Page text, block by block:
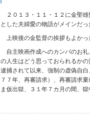
２０１３・１１・１２に金聖雄
とした夫婦愛の物語がメインだっ
上映後の金監督の挨拶もよかっ
自主映画作成へのカンパのお礼
の人生はどう思っておられるか
逮捕されて以来、強制の虚偽自
７７年、再審請求）、再審請求
ま仮出獄、３１年７カ月の間、